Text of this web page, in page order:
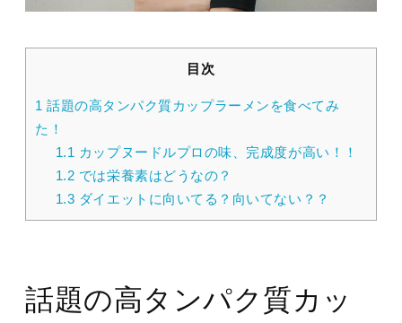
目次
1 話題の高タンパク質カップラーメンを食べてみ
た！
1.1 カップヌードルプロの味、完成度が高い！！
1.2 では栄養素はどうなの？
1.3 ダイエットに向いてる？向いてない？？
話題の高タンパク質カッ